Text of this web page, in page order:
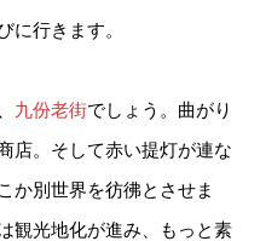
に行きます。
九份老街でしょう。曲がり
店。そして赤い提灯が連な
か別世界を彷彿とさせま
観光地化が進み、もっと素